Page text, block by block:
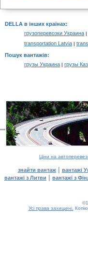
DELLA в інших країнах:
грузоперевозки Украина |
transportation Latvia |
Пошук вантажів:
грузы Украина | грузы
Ціни на
знайти вантаж| вантажі
вантажі з Литви | вантажі з
Усі права захищені.